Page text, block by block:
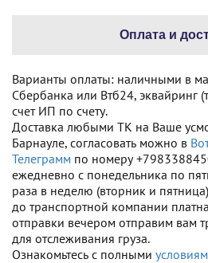
Оплата и
Варианты оплаты: наличными в
Сбербанка или Втб24, эквайринг
счет ИП по счету.
Доставка любыми ТК на Ваше
Барнауле, согласовать можно в
Телеграмм по номеру
ежедневно с понедельника по
раза в неделю (вторник и
до транспортной компании
отправки вечером отправим вам
для отслеживания груза.
Ознакомьтесь с полными